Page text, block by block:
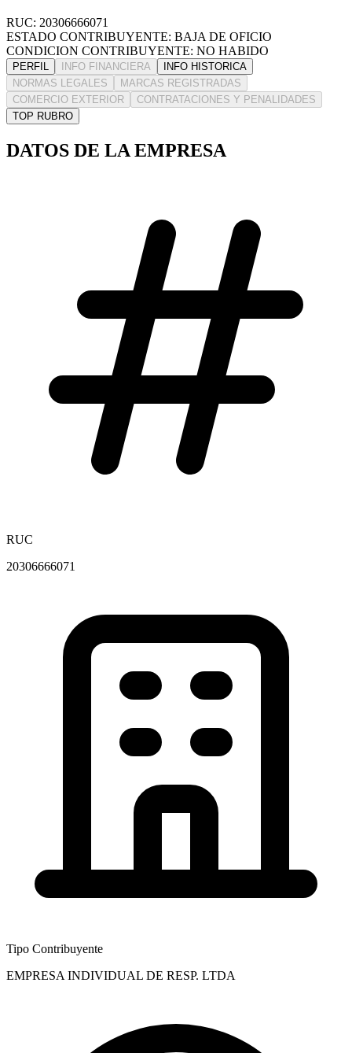
RUC: 20306666071
ESTADO CONTRIBUYENTE: BAJA DE OFICIO
CONDICION CONTRIBUYENTE: NO HABIDO
PERFIL INFO FINANCIERA
INFO HISTORICA
NORMAS LEGALES
MARCAS REGISTRADAS
COMERCIO EXTERIOR
CONTRATACIONES Y PENALIDADES
TOP RUBRO
DATOS DE LA EMPRESA
RUC
20306666071
Tipo Contribuyente
EMPRESA INDIVIDUAL DE RESP. LTDA